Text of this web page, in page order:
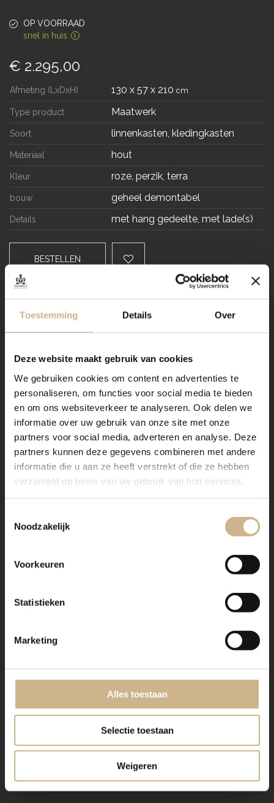
Toestemming Details Over
Deze website maakt gebruik van cookies
We gebruiken cookies om content en advertenties te
personaliseren, om functies voor social media te bieden
en om ons websiteverkeer te analyseren. Ook delen we
informatie over uw gebruik van onze site met onze
partners voor social media, adverteren en analyse. Deze
partners kunnen deze gegevens combineren met andere
informatie die u aan ze heeft verstrekt of die ze hebben
verzameld op basis van uw gebruik van hun services.
Noodzakelijk
Voorkeuren
Statistieken
Marketing
Alles toestaan
Selectie toestaan
Weigeren
OP VOORRAAD
snel in huis
€ 2.295,00
Afmeting (LxDxH) 130 x 57 x 210 cm
Type product Maatwerk
Soort linnenkasten, kledingkasten
Materiaal hout
Kleur roze, perzik, terra
bouw geheel demontabel
Details met hang gedeelte, met lade(s)
BESTELLEN
Dit meubel aanpassen naar
jouw wensen? Zo werkt het:
Verzending
Maatwerk hout
worden nabesteld.
Benieuwd naar de mogelijkheden? Kom eens langs, of
neem contact met ons op. Wij maken vrijblijvend een
offerte voor het meubel van je voorkeur!
VERGELIJKBAAR